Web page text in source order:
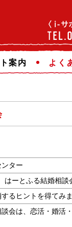
案内 よく
ター
ーとふる結婚相談
るヒントを得てみ
会は、恋活・婚活